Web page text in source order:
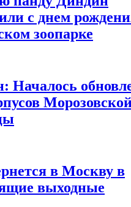
с днем
зоопарке
Началось
в Москву в
выходные